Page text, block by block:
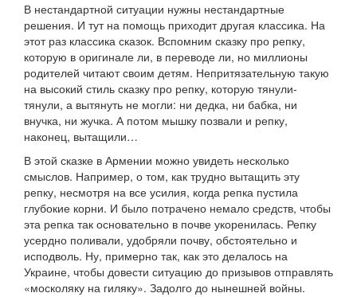
В нестандартной ситуации нужны нестандартные
решения. И тут на помощь приходит другая классика. На
этот раз классика сказок. Вспомним сказку про репку,
которую в оригинале ли, в переводе ли, но миллионы
родителей читают своим детям. Непритязательную такую
на высокий стиль сказку про репку, которую тянули-
тянули, а вытянуть не могли: ни дедка, ни бабка, ни
внучка, ни жучка. А потом мышку позвали и репку,
наконец, вытащили…
В этой сказке в Армении можно увидеть несколько
смыслов. Например, о том, как трудно вытащить эту
репку, несмотря на все усилия, когда репка пустила
глубокие корни. И было потрачено немало средств, чтобы
эта репка так основательно в почве укоренилась. Репку
усердно поливали, удобряли почву, обстоятельно и
исподволь. Ну, примерно так, как это делалось на
Украине, чтобы довести ситуацию до призывов отправлять
«москоляку на гиляку». Задолго до нынешней войны.